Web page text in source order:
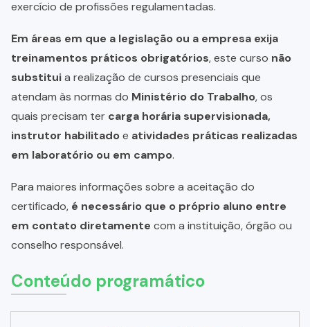
exercício de profissões regulamentadas.
Em áreas em que a legislação ou a empresa exija
treinamentos práticos obrigatórios, este curso não
substituia realização de cursos presenciais que
atendam às normas do Ministério do Trabalho, os
quais precisam ter carga horária supervisionada,
instrutor habilitadoe atividades práticas realizadas
em laboratório ou em campo.
Para maiores informações sobre a aceitação do
certificado, é necessário que o próprio aluno entre
em contato diretamente com a instituição, órgão ou
conselho responsável.
Conteúdo programático